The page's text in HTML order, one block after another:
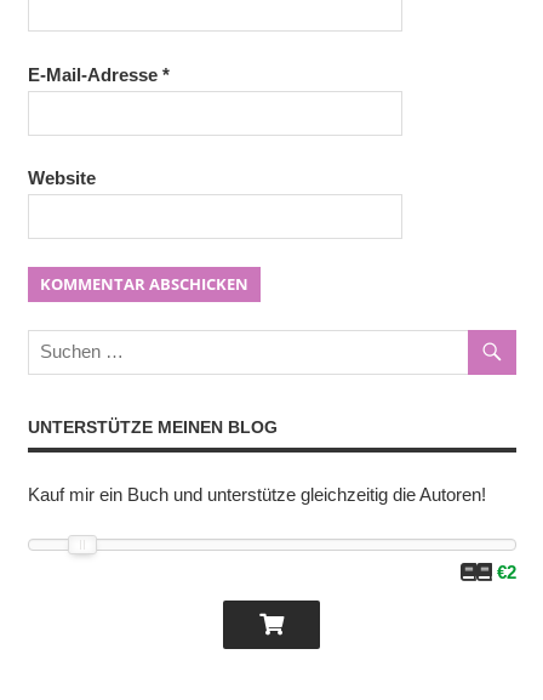
E-Mail-Adresse *
Website
UNTERSTÜTZE MEINEN BLOG
Kauf mir ein Buch und unterstütze gleichzeitig die Autoren!
€2